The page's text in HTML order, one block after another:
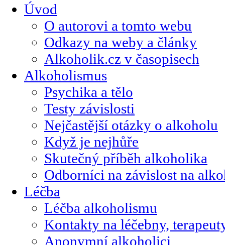
Úvod
O autorovi a tomto webu
Odkazy na weby a články
Alkoholik.cz v časopisech
Alkoholismus
Psychika a tělo
Testy závislosti
Nejčastější otázky o alkoholu
Když je nejhůře
Skutečný příběh alkoholika
Odborníci na závislost na
Léčba
Léčba alkoholismu
Kontakty na léčebny,
Anonymní alkoholici